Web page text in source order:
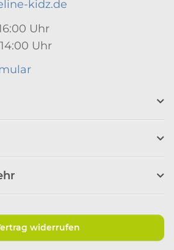
kidz.de
Uhr
Uhr
widerrufen